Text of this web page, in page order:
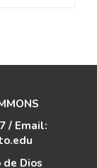
/ Email:
Dios